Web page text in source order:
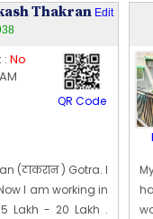
to job
Thakran Edit
: No
QR Code
(ठाकरान ) Gotra. I
I am working in
Lakh - 20 Lakh .